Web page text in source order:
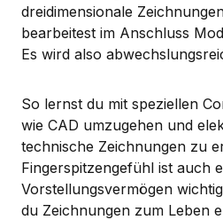
dreidimensionale
bearbeitest im Anschluss
Es wird also
So lernst du mit speziellen
wie CAD umzugehen und
technische Zeichnungen zu
Fingerspitzengefühl ist auch
Vorstellungsvermögen
du Zeichnungen zum Leben